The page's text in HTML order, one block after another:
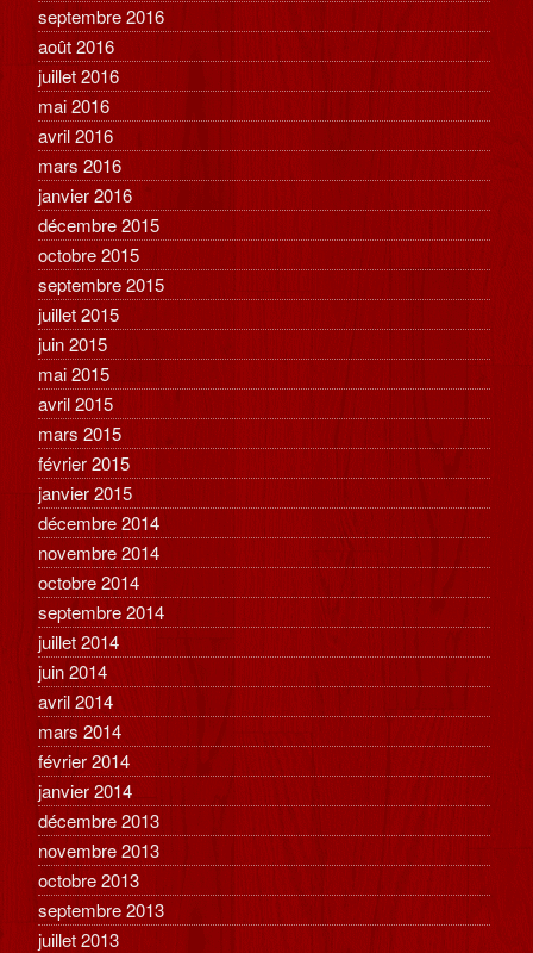
septembre 2016
août 2016
juillet 2016
mai 2016
avril 2016
mars 2016
janvier 2016
décembre 2015
octobre 2015
septembre 2015
juillet 2015
juin 2015
mai 2015
avril 2015
mars 2015
février 2015
janvier 2015
décembre 2014
novembre 2014
octobre 2014
septembre 2014
juillet 2014
juin 2014
avril 2014
mars 2014
février 2014
janvier 2014
décembre 2013
novembre 2013
octobre 2013
septembre 2013
juillet 2013